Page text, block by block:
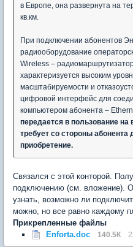
в Европе, она развернута на
кв.км.
При подключении абонентов
радиооборудование
Wireless –
характеризуется высоким
масштабируемости и
цифровой интерфейс для
компьютером абонента –
передается в пользование на
требует со стороны абонента
приобретение.
Связался с этой конторой.
подключению (см. вложение).
узнать, возможно ли
можно, но все равно каждому
Прикрепленные файлы
Enforta.doc
140.5К